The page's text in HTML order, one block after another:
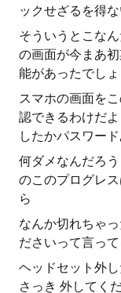
ックせざるを得
そういうとこな
の画面が今まあ
能があったでし
スマホの画面を
認できるわけだ
したかパスワー
何ダメなんだろ
のこのプログレ
ら
なんか切れちゃ
ださいって言っ
ヘッドセット外
さっき 外してく